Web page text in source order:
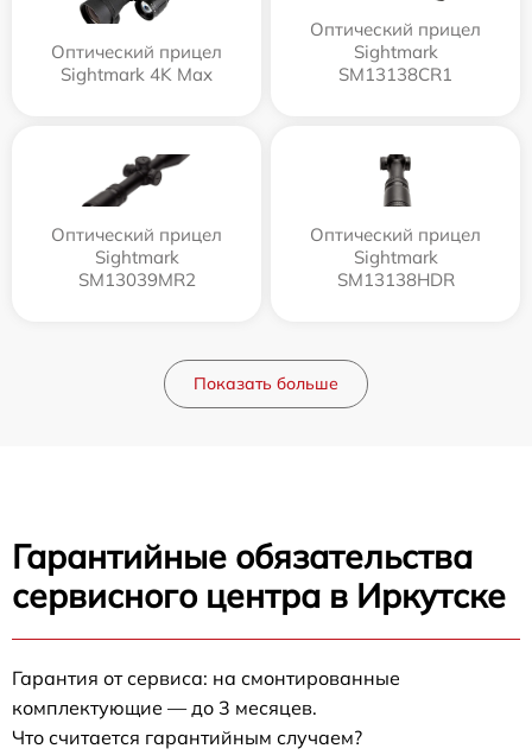
Оптический прицел
Sightmark 4K Max
Оптический прицел
Sightmark
SM13138CR1
Оптический прицел
Sightmark
SM13039MR2
Оптический прицел
Sightmark
SM13138HDR
Показать больше
Гарантийные обязательства
сервисного центра в Иркутске
Гарантия от сервиса: на смонтированные
комплектующие — до 3 месяцев.
Что считается гарантийным случаем?